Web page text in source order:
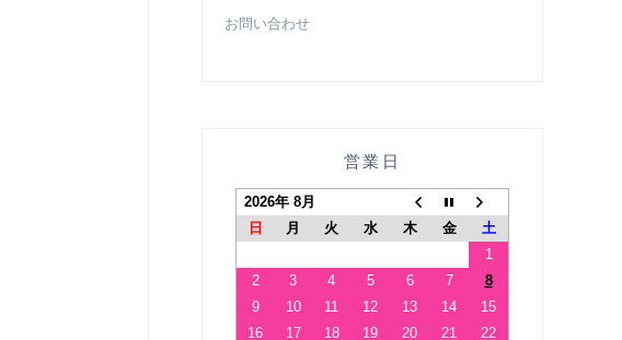
お問い合わせ
営業日
2026年 8月
日
月 火 水 木 金
土
1
2
3 4 5 6 7
8
9
10 11 12 13 14
15
16
17 18 19 20 21 22